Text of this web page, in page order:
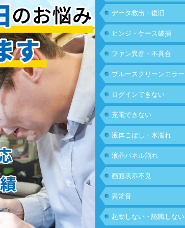
データ救出・復旧
ヒンジ・ケース破損
ファン異音・不具合
ブルースクリーンエラー
ログインできない
充電できない
液体こぼし・水濡れ
液晶パネル割れ
画面表示不良
異常音
起動しない・認識しない